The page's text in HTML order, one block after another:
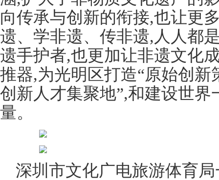
向传承与创新的衔接,也让更
遗、学非遗、传非遗,人人都
遗手护者,也更加让非遗文化
推器,为光明区打造“原始创
创新人才集聚地”,和建设世
量。
深圳市文化广电旅游体育